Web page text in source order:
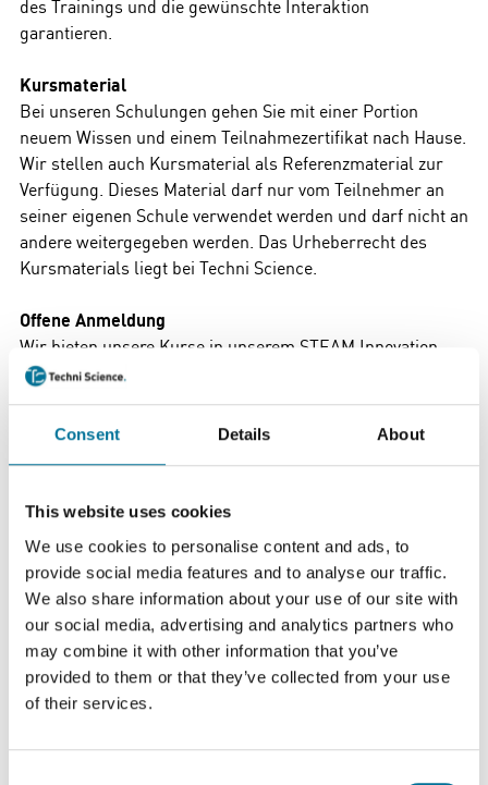
Consent Details About
This website uses cookies
We use cookies to personalise content and ads, to
provide social media features and to analyse our traffic.
We also share information about your use of our site with
our social media, advertising and analytics partners who
may combine it with other information that you’ve
provided to them or that they’ve collected from your use
of their services.
des Trainings und die gewünschte Interaktion
garantieren.
Kursmaterial
Bei unseren Schulungen gehen Sie mit einer Portion
neuem Wissen und einem Teilnahmezertifikat nach Hause.
Wir stellen auch Kursmaterial als Referenzmaterial zur
Verfügung. Dieses Material darf nur vom Teilnehmer an
seiner eigenen Schule verwendet werden und darf nicht an
andere weitergegeben werden. Das Urheberrecht des
Kursmaterials liegt bei Techni Science.
Offene Anmeldung
Wir bieten unsere Kurse in unserem STEAM Innovation
Lab in Oisterwijk auf Basis einer offenen Anmeldung für €
299,- inkl. MwSt. pro Person an. Es gibt keine
Mindestteilnehmerzahl, aber wir behalten eine maximale
Gruppe einzuteilen, die am besten in Ihren Zeitplan passt.
Schulung vor Ort
Wir können auch Schulungen vor Ort anbieten. In
Absprache mit der Schule und unserem Trainer werden
wir einen Termin vereinbaren. Die Kosten für eine 3-
stündige Schulung vor Ort (in den Bundesländern
Niedersachsen, Nordrhein-Westfalen, Rheinland-Pfalz
und Saarland, weitere auf Anfrage)